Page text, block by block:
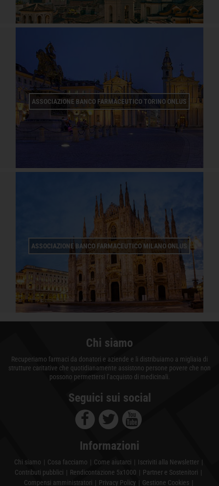
ASSOCIAZIONE BANCO FARMACEUTICO TORINO ONLUS
ASSOCIAZIONE BANCO FARMACEUTICO MILANO ONLUS
Chi siamo
Recuperiamo farmaci da donatori e aziende e li distribuiamo a migliaia di
strutture caritative che quotidianamente assistono persone povere che non
possono permettersi l’acquisto di medicinali.
Seguici sui social
Informazioni
Chi siamo Cosa facciamo Come aiutarci
Iscriviti alla Newsletter
Contributi pubblici
Rendicontazione 5x1000
Partner e Sostenitori
Compensi amministratori
Privacy Policy Gestione Cookies